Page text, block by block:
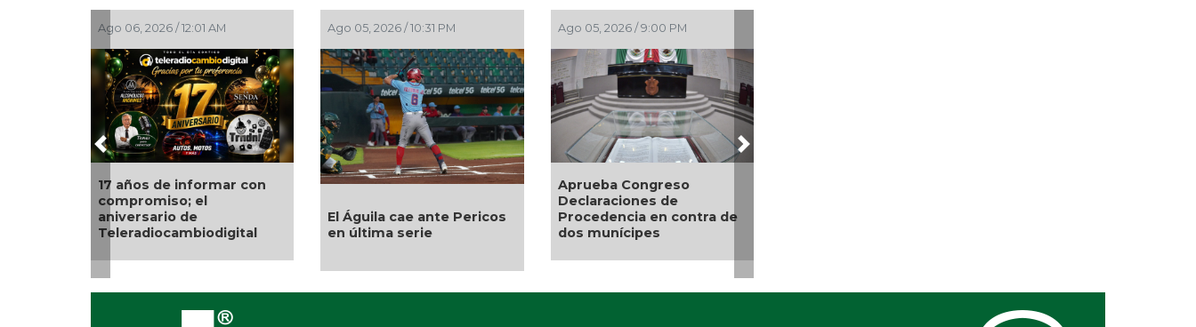
Ago 05, 2026 / 8:18 PM
Quitan fuero a alcalde de
Ixhuatlán del Sureste
Ago 05, 2026 / 8:05 PM
Encabeza monseñor José
festejos de la Patrona de
los papantecos
Ago 05, 2026 / 7:46 PM
Entrega DIF Municipal de
Veracruz cerca de 100
credenciales de
discapacidad
Previous Next